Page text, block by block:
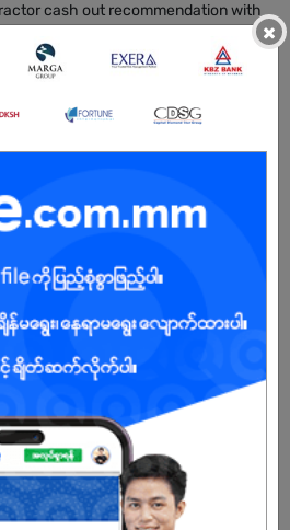
cash out recommendation with
×